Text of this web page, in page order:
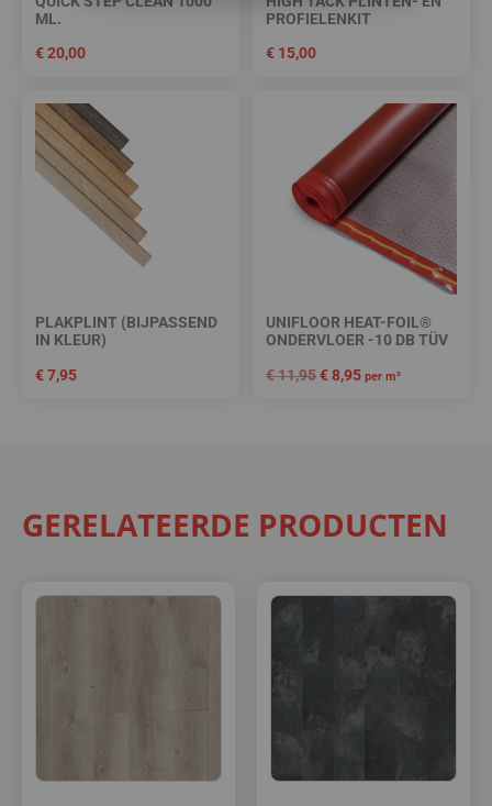
ML.
€20,00
PROFIELENKIT
€ 15,00
PLAKPLINT (BIJPASSEND
IN KLEUR)
€7,95
UNIFLOOR HEAT-FOIL®
ONDERVLOER -10 DB TÜV
€11,95€8,95 per m²
GERELATEERDE PRODUCTEN